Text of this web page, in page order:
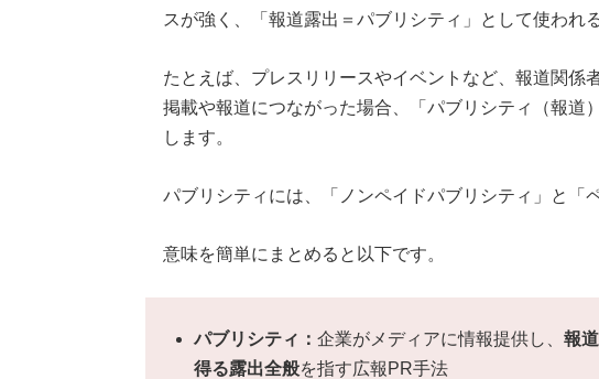
スが強く、「報道露出＝パブリシティ」として使われ
たとえば、プレスリリースやイベントなど、報道関係
掲載や報道につながった場合、「パブリシティ（報道
します。
パブリシティには、「ノンペイドパブリシティ」と「
意味を簡単にまとめると以下です。
パブリシティ： 企業がメディアに情報提供し、 報
得る露出全般を指す広報PR手法